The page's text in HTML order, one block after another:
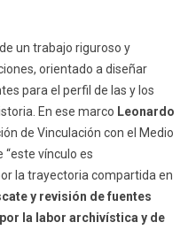
un trabajo riguroso y
orientado a diseñar
para el perfil de las y los
En ese marco Leonardo
de Vinculación con el Medio
“este vínculo es
la trayectoria compartida en
y revisión de fuentes
la labor archivística y de